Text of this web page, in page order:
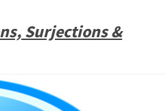
Surjections &